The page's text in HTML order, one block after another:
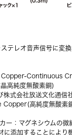
テレオ音声信号に変換
Copper-Continuous
高純度無酸素銅)
式会社放送文化通信
Copper(高純度無酸素
ー：マグネシウムの
に添加することにより